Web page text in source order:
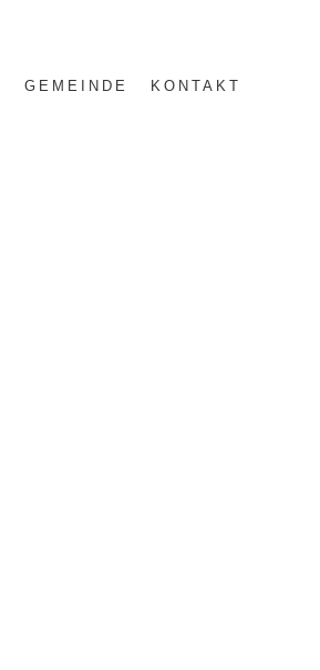
GEMEINDE KONTAKT